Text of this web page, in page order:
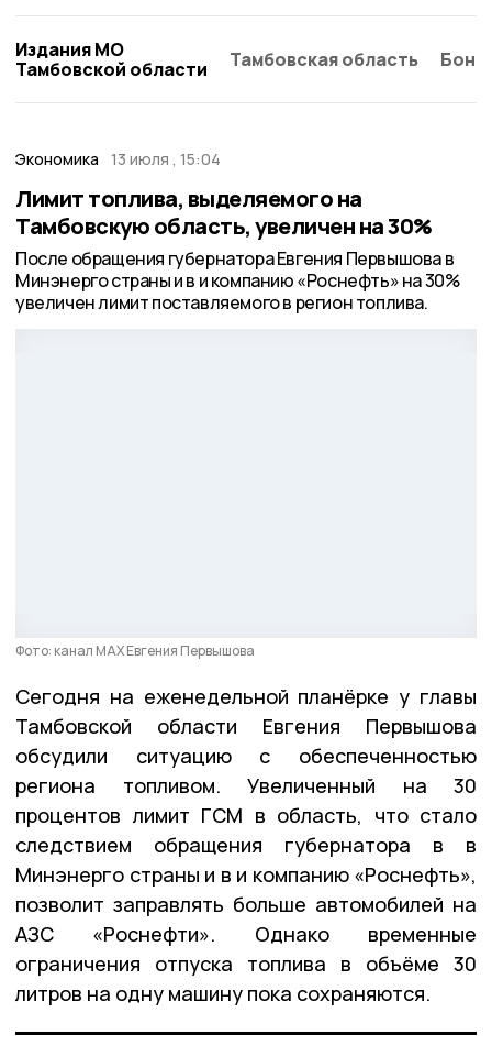
Издания МО
Тамбовской области
Тамбовская область
Экономика 13 июля , 15:04
Лимит топлива, выделяемого на
Тамбовскую область, увеличен на 30%
После обращения губернатора Евгения Первышова в
Минэнерго страны и в и компанию «Роснефть» на 30%
увеличен лимит поставляемого в регион топлива.
Фото: канал МАХ Евгения Первышова
Сегодня на еженедельной планёрке у главы
Тамбовской области Евгения Первышова
обсудили ситуацию с обеспеченностью
региона топливом. Увеличенный на 30
процентов лимит ГСМ в область, что стало
следствием обращения губернатора в в
Минэнерго страны и в и компанию «Роснефть»,
позволит заправлять больше автомобилей на
АЗС «Роснефти». Однако временные
ограничения отпуска топлива в объёме 30
литров на одну машину пока сохраняются.